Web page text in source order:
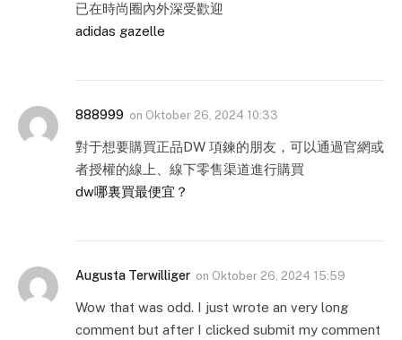
已在時尚圈內外深受歡迎
adidas gazelle
888999 on Oktober 26, 2024 10:33
對于想要購買正品DW 項鍊的朋友，可以通過官網或
者授權的線上、線下零售渠道進行購買
dw哪裏買最便宜？
Augusta Terwilliger on Oktober 26, 2024 15:59
Wow that was odd. I just wrote an very long
comment but after I clicked submit my comment